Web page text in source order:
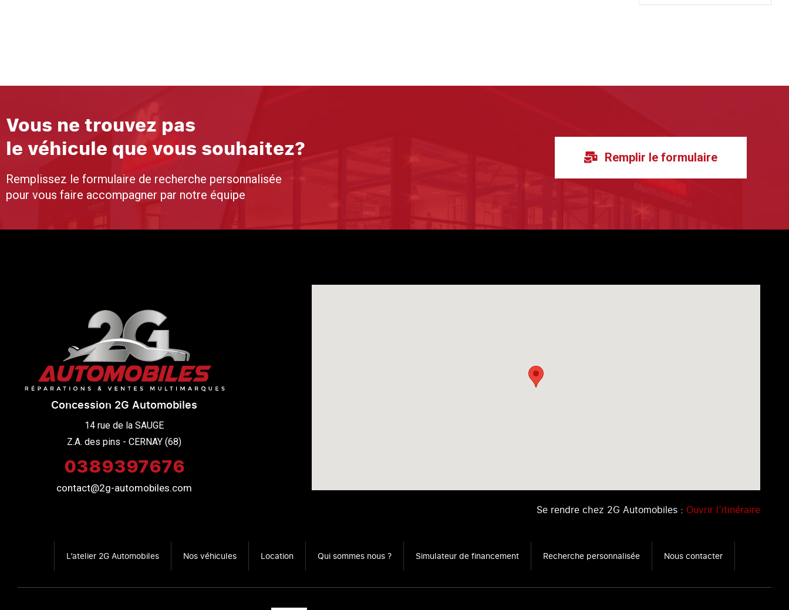
Vous ne trouvez pas
le véhicule que vous souhaitez?
Remplissez le formulaire de recherche personnalisée
pour vous faire accompagner par notre équipe
Remplir le formulaire
Concession 2G Automobiles
14 rue de la SAUGE
Z.A. des pins - CERNAY (68)
0389397676
contact@2g-automobiles.com
Se rendre chez 2G Automobiles : Ouvrir l’itinéraire
L’atelier 2G Automobiles Nos véhicules Location Qui sommes nous ? Simulateur de financement Recherche personnalisée Nous contacter